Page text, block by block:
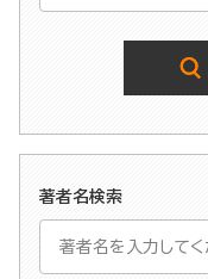
著者名検索